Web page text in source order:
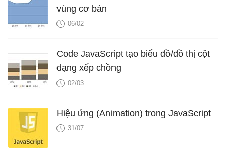
vùng cơ bản
06/02
Code JavaScript tạo biểu đồ/đồ thị cột
dạng xếp chồng
02/03
Hiệu ứng (Animation) trong JavaScript
31/07